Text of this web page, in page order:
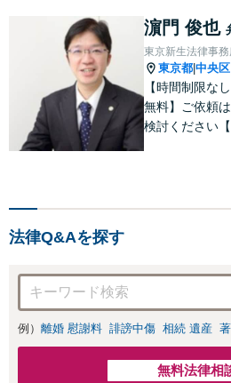
濵門 俊也
東京新生法律事
東京都 中央区
【時間制限な
無料】ご依頼
検討ください【
法律Q&Aを探す
例） 離婚 慰謝料 誹謗中傷 相続 遺産
無料法律相